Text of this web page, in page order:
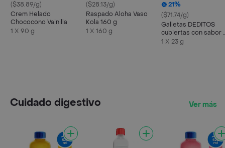
($38.89/g)
Crem Helado
Chococono Vainilla
1 X 90 g
($28.13/g)
Raspado Aloha Vaso
Kola 160 g
1 X 160 g
21%
($71.74/g)
Galletas DEDITOS
cubiertas con sabor
chocolate x 23g
1 X 23 g
Cuidado digestivo Ver más